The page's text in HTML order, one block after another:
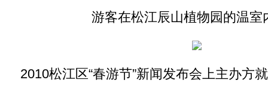
游客在松江辰山植物园的温室
2010松江区“春游节”新闻发布会上主办方